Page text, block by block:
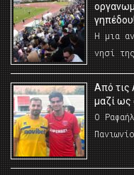
Η μια
νησί
Από τις
μαζί ως
Ο